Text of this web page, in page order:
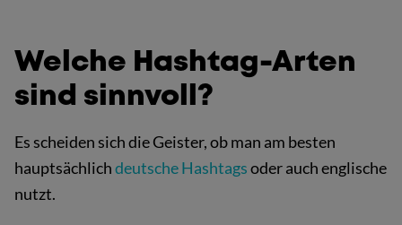
Welche Hashtag-Arten
sind sinnvoll?
Es scheiden sich die Geister, ob man am besten
hauptsächlichdeutsche Hashtagsoder auch englische
nutzt.